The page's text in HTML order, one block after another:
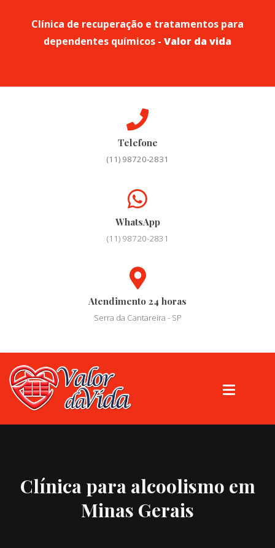
Clínica de recuperação e tratamentos para
dependentes químicos - Valor da vida
Telefone
(11) 98720-2831
WhatsApp
(11) 98720-2831
Atendimento 24 horas
Serra da Cantareira - SP
Clínica para alcoolismo em
Minas Gerais